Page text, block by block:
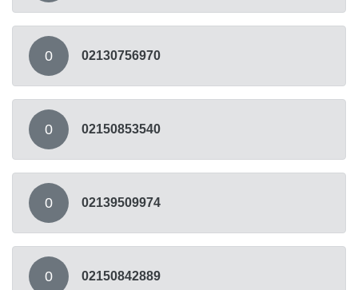
0 02130756970
0 02150853540
0 02139509974
0 02150842889